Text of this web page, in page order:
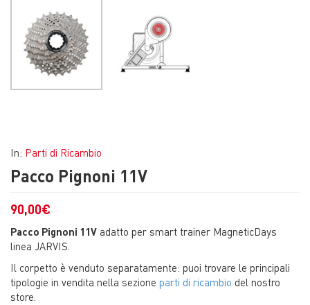
In: Parti di Ricambio
Pacco Pignoni 11V
90,00€
Pacco Pignoni 11V adatto per smart trainer MagneticDays
linea JARVIS.
Il corpetto è venduto separatamente: puoi trovare le principali
tipologie in vendita nella sezione parti di ricambio del nostro
store.